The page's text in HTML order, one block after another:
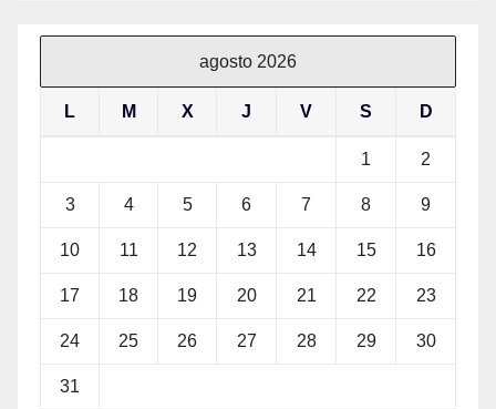
agosto 2026
L M X J V S D
1 2
3 4 5 6 7 8 9
10 11 12 13 14 15 16
17 18 19 20 21 22 23
24 25 26 27 28 29 30
31